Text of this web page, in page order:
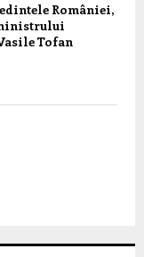
României,
Tofan